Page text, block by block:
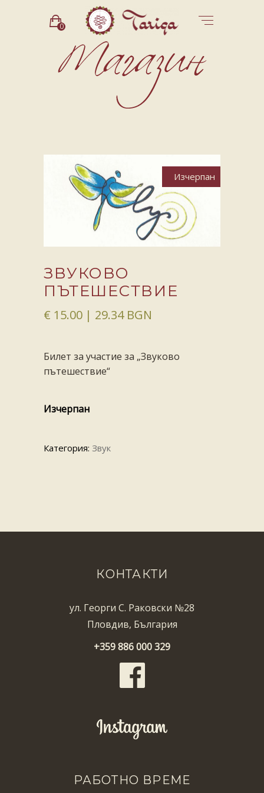
0
Изчерпан
ЗВУКОВО
ПЪТЕШЕСТВИЕ
€ 15.00 | 29.34 BGN
Билет за участие за „Звуково
пътешествие“
Изчерпан
Категория: Звук
КОНТАКТИ
ул. Георги С. Раковски №28
Пловдив, България
+359 886 000 329
РАБОТНО ВРЕМЕ